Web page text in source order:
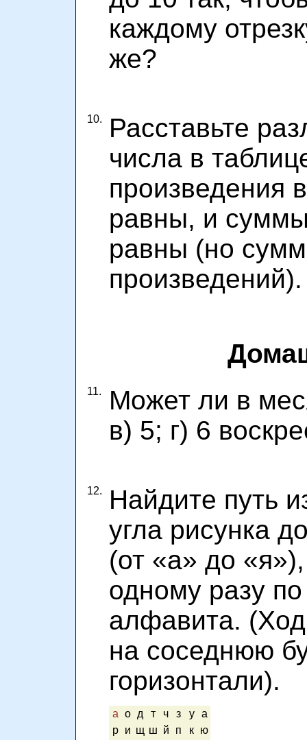
каждому
же?
10.
Расставьте
числа в
произведения
равны, и
равны (но
произведений).
11.
Может ли в
в) 5; г) 6
12.
Найдите путь
угла рисунка
(от «а» до
одному разу
алфавита.
на соседнюю
горизонтали).
а о д т ч з у
а
р
и щ ш й п к ю